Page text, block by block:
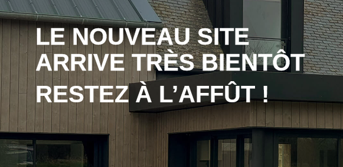
LE NOUVEAU SITE
ARRIVE TRÈS BIENTÔT
RESTEZ À L’AFFÛT !